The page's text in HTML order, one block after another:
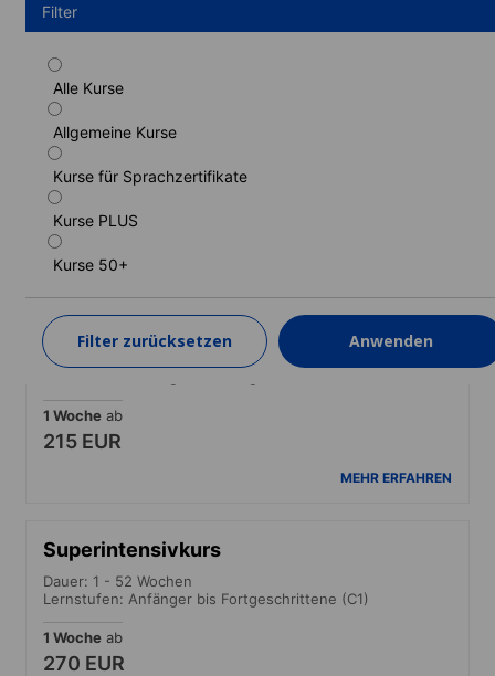
Filter
Alle Kurse
Allgemeine Kurse
Kurse für Sprachzertifikate
Kurse PLUS
Kurse 50+
Filter zurücksetzen Anwenden
Standardkurs
Dauer: 1 - 52 Wochen
Lernstufen: Anfänger bis Fortgeschrittene (C1)
1 Woche
160 EUR
Intensivkurs
Dauer: 1 - 52 Wochen
1 Woche ab
215 EUR
MEHR ERFAHREN
Superintensivkurs
Dauer: 1 - 52 Wochen
Lernstufen: Anfänger bis Fortgeschrittene (C1)
1 Woche ab
270 EUR